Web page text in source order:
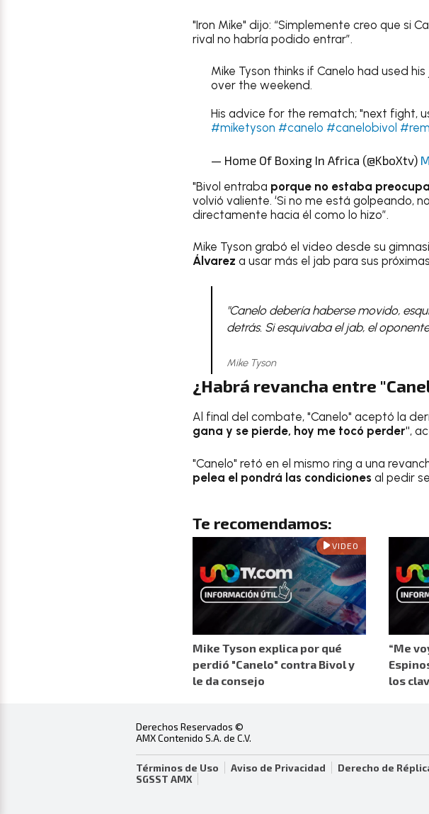
"Iron Mike" dijo: “Simplemente creo que si
rival no habría podido entrar”.
Mike Tyson thinks if Canelo had used
over the weekend.
His advice for the rematch; "next fight,
#miketyson #canelo #canelobivol
— Home Of Boxing In Africa (@KboXtv)
"Bivol entraba porque no estaba
volvió valiente. ‘Si no me está golpeando,
directamente hacia él como lo hizo”.
Mike Tyson grabó el video desde su
Álvarez a usar más el jab para sus
"Canelo debería haberse movido,
detrás. Si esquivaba el jab, el
Mike Tyson
¿Habrá revancha entre
Al final del combate, "Canelo" aceptó la
gana y se pierde, hoy me tocó perder",
"Canelo" retó en el mismo ring a una
pelea el pondrá las condiciones al pedir
Te recomendamos:
VIDEO
Mike Tyson explica por qué
perdió "Canelo" contra Bivol y
le da consejo
“Me
los
Derechos Reservados ©
AMX Contenido S.A. de C.V.
Términos de Uso Aviso de Privacidad Derecho de
SGSST AMX